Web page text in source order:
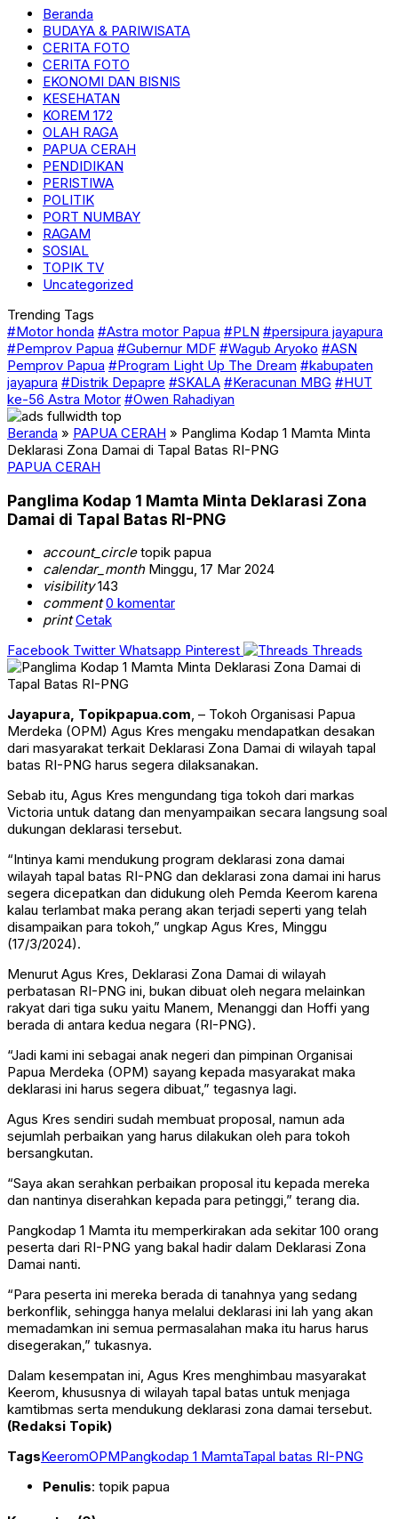
Beranda
BUDAYA & PARIWISATA
CERITA FOTO
CERITA FOTO
EKONOMI DAN BISNIS
KESEHATAN
KOREM 172
OLAH RAGA
PAPUA CERAH
PENDIDIKAN
PERISTIWA
POLITIK
PORT NUMBAY
RAGAM
SOSIAL
TOPIK TV
Uncategorized
Trending Tags
#Motor honda #Astra motor Papua #PLN #persipura jayapura
#Pemprov Papua #Gubernur MDF #Wagub Aryoko #ASN
Pemprov Papua #Program Light Up The Dream #kabupaten
jayapura #Distrik Depapre #SKALA #Keracunan MBG #HUT
ke-56 Astra Motor #Owen Rahadiyan
Beranda » PAPUA CERAH » Panglima Kodap 1 Mamta Minta
Deklarasi Zona Damai di Tapal Batas RI-PNG
PAPUA CERAH
Panglima Kodap 1 Mamta Minta Deklarasi Zona
Damai di Tapal Batas RI-PNG
account_circletopik papua
calendar_monthMinggu, 17 Mar 2024
visibility143
comment 0 komentar
print Cetak
Facebook Twitter Whatsapp Pinterest Threads
Jayapura, Topikpapua.com, – Tokoh Organisasi Papua
Merdeka (OPM) Agus Kres mengaku mendapatkan desakan
dari masyarakat terkait Deklarasi Zona Damai di wilayah tapal
batas RI-PNG harus segera dilaksanakan.
Sebab itu, Agus Kres mengundang tiga tokoh dari markas
Victoria untuk datang dan menyampaikan secara langsung soal
dukungan deklarasi tersebut.
“Intinya kami mendukung program deklarasi zona damai
wilayah tapal batas RI-PNG dan deklarasi zona damai ini harus
segera dicepatkan dan didukung oleh Pemda Keerom karena
kalau terlambat maka perang akan terjadi seperti yang telah
disampaikan para tokoh,” ungkap Agus Kres, Minggu
(17/3/2024).
Menurut Agus Kres, Deklarasi Zona Damai di wilayah
perbatasan RI-PNG ini, bukan dibuat oleh negara melainkan
rakyat dari tiga suku yaitu Manem, Menanggi dan Hoffi yang
berada di antara kedua negara (RI-PNG).
“Jadi kami ini sebagai anak negeri dan pimpinan Organisai
Papua Merdeka (OPM) sayang kepada masyarakat maka
deklarasi ini harus segera dibuat,” tegasnya lagi.
Agus Kres sendiri sudah membuat proposal, namun ada
sejumlah perbaikan yang harus dilakukan oleh para tokoh
bersangkutan.
“Saya akan serahkan perbaikan proposal itu kepada mereka
dan nantinya diserahkan kepada para petinggi,” terang dia.
Pangkodap 1 Mamta itu memperkirakan ada sekitar 100 orang
peserta dari RI-PNG yang bakal hadir dalam Deklarasi Zona
Damai nanti.
“Para peserta ini mereka berada di tanahnya yang sedang
berkonflik, sehingga hanya melalui deklarasi ini lah yang akan
memadamkan ini semua permasalahan maka itu harus harus
disegerakan,” tukasnya.
Dalam kesempatan ini, Agus Kres menghimbau masyarakat
Keerom, khususnya di wilayah tapal batas untuk menjaga
kamtibmas serta mendukung deklarasi zona damai tersebut.
(Redaksi Topik)
TagsKeeromOPMPangkodap 1 MamtaTapal batas RI-PNG
Penulis: topik papua